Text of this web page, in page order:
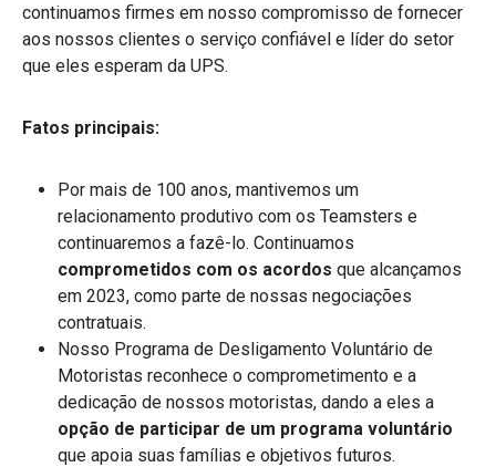
continuamos firmes em nosso compromisso de fornecer
aos nossos clientes o serviço confiável e líder do setor
que eles esperam da UPS.
Fatos principais:
Por mais de 100 anos, mantivemos um
relacionamento produtivo com os Teamsters e
continuaremos a fazê-lo. Continuamos
comprometidos com os acordos que alcançamos
em 2023, como parte de nossas negociações
contratuais.
Nosso Programa de Desligamento Voluntário de
Motoristas reconhece o comprometimento e a
dedicação de nossos motoristas, dando a eles a
opção de participar de um programa voluntário
que apoia suas famílias e objetivos futuros.